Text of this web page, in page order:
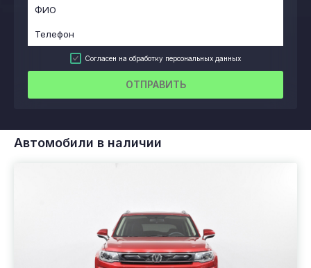
Согласен на обработку персональных данных
ОТПРАВИТЬ
Автомобили в наличии